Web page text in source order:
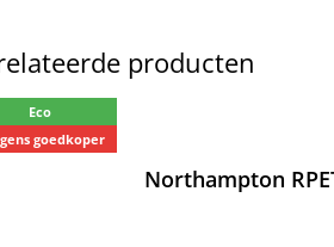
producten
Eco
goedkoper
Northampton